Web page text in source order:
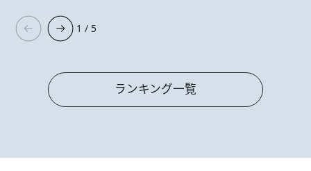
1 / 5
ランキング一覧